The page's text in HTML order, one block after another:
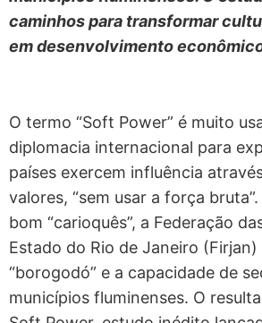
caminhos para transformar
em desenvolvimento
O termo “Soft Power” é muito
diplomacia internacional para
países exercem influência
valores, “sem usar a força
bom “carioquês”, a Federação
Estado do Rio de Janeiro
“borogodó” e a capacidade de
municípios fluminenses. O